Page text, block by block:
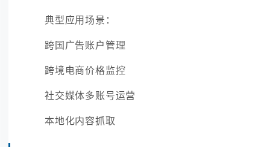
典型应用场景：
跨国广告账户管理
跨境电商价格监控
社交媒体多账号运营
本地化内容抓取